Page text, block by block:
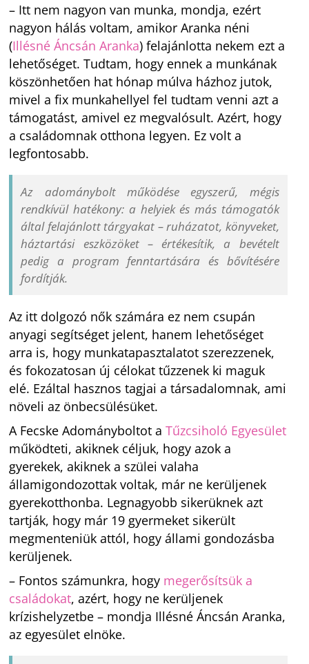
– Itt nem nagyon van munka, mondja, ezért
nagyon hálás voltam, amikor Aranka néni
(Illésné Áncsán Aranka) felajánlotta nekem ezt a
lehetőséget. Tudtam, hogy ennek a munkának
köszönhetően hat hónap múlva házhoz jutok,
mivel a fix munkahellyel fel tudtam venni azt a
támogatást, amivel ez megvalósult. Azért, hogy
a családomnak otthona legyen. Ez volt a
legfontosabb.
Az adománybolt működése egyszerű, mégis
rendkívül hatékony: a helyiek és más támogatók
által felajánlott tárgyakat – ruházatot, könyveket,
háztartási eszközöket – értékesítik, a bevételt
pedig a program fenntartására és bővítésére
fordítják.
Az itt dolgozó nők számára ez nem csupán
anyagi segítséget jelent, hanem lehetőséget
arra is, hogy munkatapasztalatot szerezzenek,
és fokozatosan új célokat tűzzenek ki maguk
elé. Ezáltal hasznos tagjai a társadalomnak, ami
növeli az önbecsülésüket.
A Fecske Adományboltot aTűzcsiholó Egyesület
működteti, akiknek céljuk, hogy azok a
gyerekek, akiknek a szülei valaha
államigondozottak voltak, már ne kerüljenek
gyerekotthonba. Legnagyobb sikerüknek azt
tartják, hogy már 19 gyermeket sikerült
megmenteniük attól, hogy állami gondozásba
kerüljenek.
– Fontos számunkra, hogy megerősítsük a
családokat, azért, hogy ne kerüljenek
krízishelyzetbe – mondja Illésné Áncsán Aranka,
az egyesület elnöke.